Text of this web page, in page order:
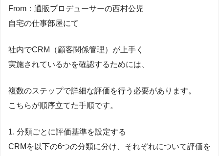
From：通販プロデューサーの西村公児
自宅の仕事部屋にて
社内でCRM（顧客関係管理）が上手く
実施されているかを確認するためには、
複数のステップで詳細な評価を行う必要があります。
こちらが順序立てた手順です。
1. 分類ごとに評価基準を設定する
CRMを以下の6つの分類に分け、それぞれについて評価を